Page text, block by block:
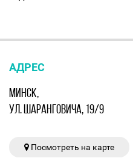
АДРЕС
МИНСК,
УЛ. ШАРАНГОВИЧА, 19/9
Посмотреть на карте